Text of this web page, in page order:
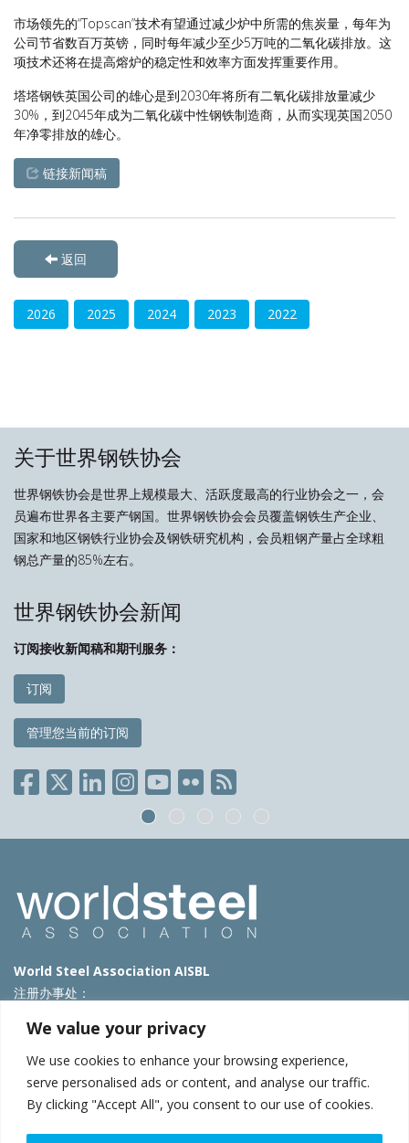
We value your privacy
We use cookies to enhance your browsing experience,
serve personalised ads or content, and analyse our traffic.
By clicking "Accept All", you consent to our use of cookies.
市场领先的“Topscan”技术有望通过减少炉中所需的焦炭量，每年为
公司节省数百万英镑，同时每年减少至少5万吨的二氧化碳排放。 这
项技术还将在提高熔炉的稳定性和效率方面发挥重要作用。
塔塔钢铁英国公司的雄心是到2030年将所有二氧化碳排放量减少
30%，到2045年成为二氧化碳中性钢铁制造商，从而实现英国2050
年净零排放的雄心。
链接新闻稿
返回
2026 2025 2024 2023 2022
关于世界钢铁协会
世界钢铁协会是世界上规模最大、活跃度最高的行业协会之一，会
员遍布世界各主要产钢国。世界钢铁协会会员覆盖钢铁生产企业、
国家和地区钢铁行业协会及钢铁研究机构，会员粗钢产量占全球粗
钢总产量的85%左右。
世界钢铁协会新闻
订阅接收新闻稿和期刊服务：
订阅
管理您当前的订阅
World Steel Association AISBL
注册办事处：
T: +32 2 702 89 00 – E:steel@worldsteel.org
北京市朝阳区霄云路40号院国航世纪大厦1号楼3层3F
E:china@worldsteel.org